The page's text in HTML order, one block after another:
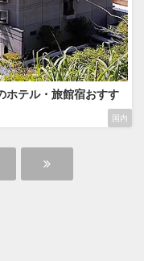
国内
ホテル・旅館宿おすす